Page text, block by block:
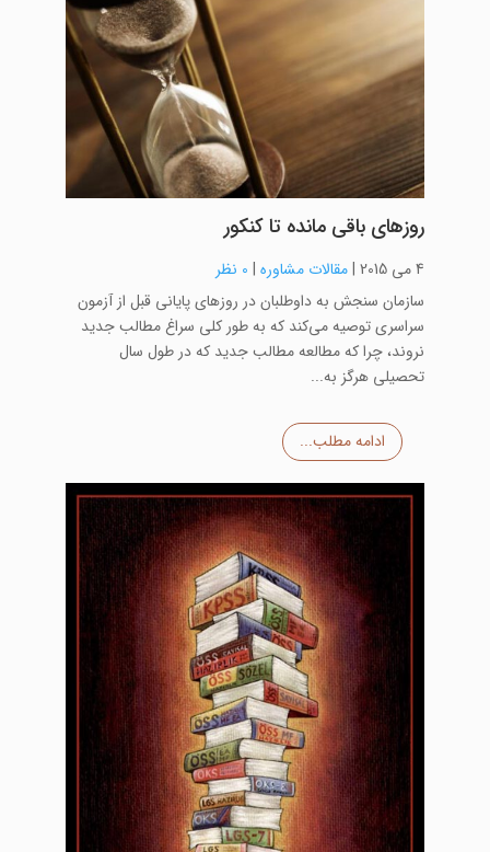
روزهای باقی مانده تا کنکور
4 می 2015 |مقالات مشاوره| 0 نظر
سازمان سنجش به داوطلبان در روزهای پایانی قبل از آزمون
سراسری توصیه می‌کند که به طور کلی سراغ مطالب جدید
نروند، چرا که مطالعه مطالب جدید که در طول سال
تحصیلی هرگز به...
ادامه مطلب...